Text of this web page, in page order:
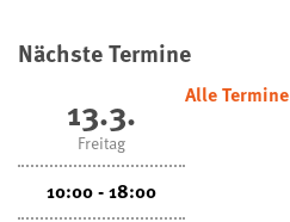
Nächste Termine
13.3.
Freitag
10:00 - 18:00
Alle Termine